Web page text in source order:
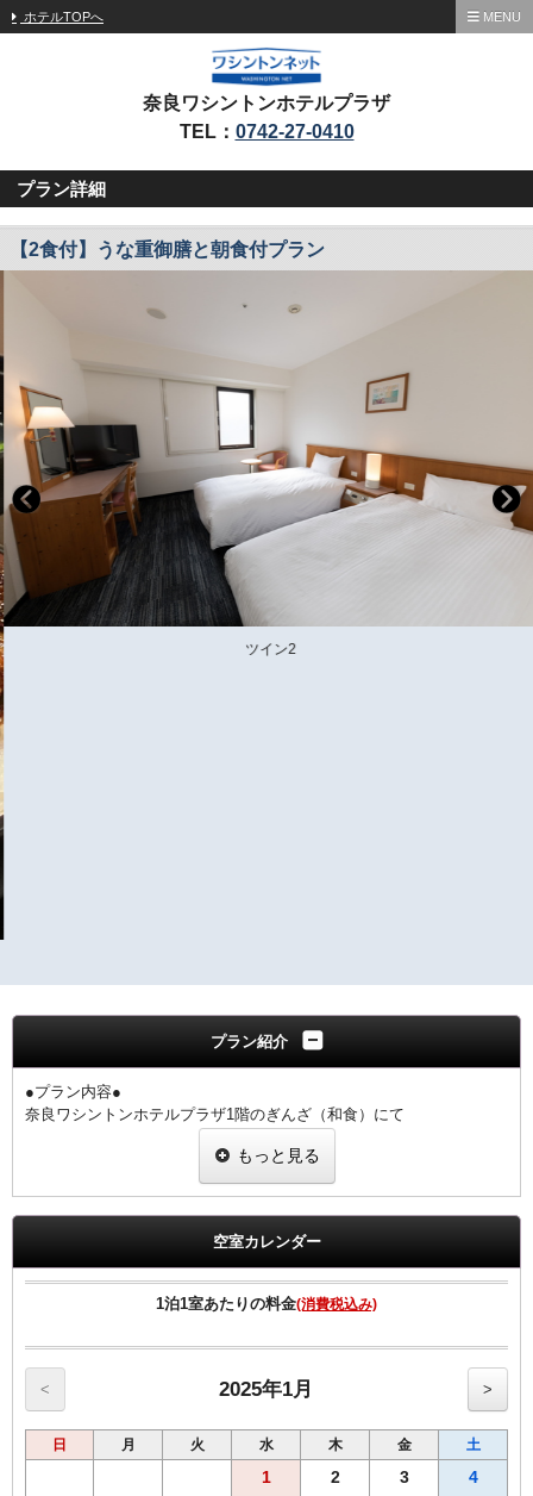
ホテルTOPへ MENU
奈良ワシントンホテルプラザ
TEL： 0742-27-0410
プラン詳細
【2食付】うな重御膳と朝食付プラン
ツイン2
プラン紹介
●プラン内容●
奈良ワシントンホテルプラザ1階のぎんざ（和食）にて
夕朝食をお楽しみいただけるお値打ちなプランです。
国産うなぎを奈良の醤油蔵、向出醤油醸造元の【宝扇醤油】を使った
こだわりのタレで香ばしく焼き上げました。
1階 ぎんざ
営業時間 朝食6:30～9:00 夕食17:30～21:00（ラストオーダー20：
【和食】・【洋食】からお選び頂けます。
◆ご夕食◆
~【うな重】御膳~
もっと見る
空室カレンダー
1泊1室あたりの料金(消費税込み)
< 2025年1月 >
日 月 火 水 木 金 土
1 2 3 4